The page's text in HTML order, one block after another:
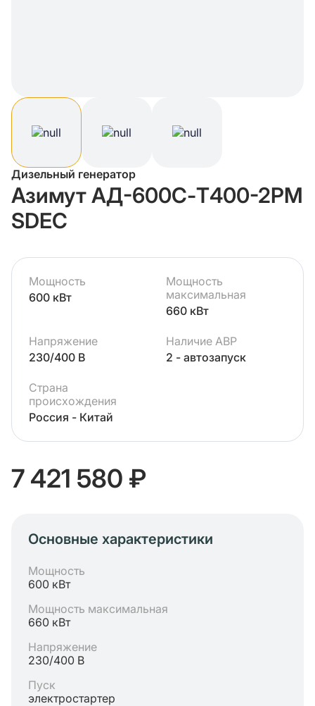
Дизельный генератор
Азимут АД-600С-Т400-2РМ
SDEC
Мощность
600 кВт
Мощность
максимальная
660 кВт
Напряжение
230/400 В
Наличие АВР
2 - автозапуск
Страна
происхождения
Россия - Китай
7 421 580 ₽
Основные характеристики
Мощность
600 кВт
Мощность максимальная
660 кВт
Напряжение
230/400 В
Пуск
электростартер